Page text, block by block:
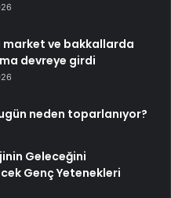
market ve bakkallarda
devreye girdi
neden toparlanıyor?
Geleceğini
Genç Yetenekleri